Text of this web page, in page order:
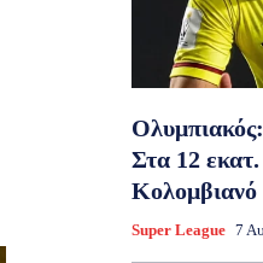
Στα 12
Κολομβιανό
Super League 7